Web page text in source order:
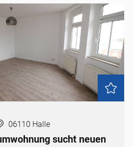
06110 Halle
sucht neuen